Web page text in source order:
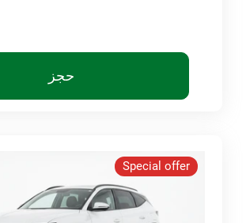
حجز
Special offer